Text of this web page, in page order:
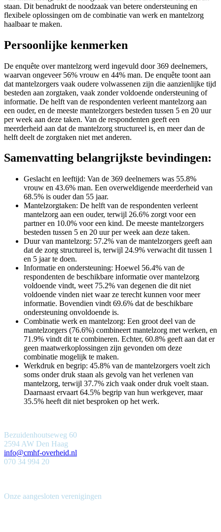
staan. Dit benadrukt de noodzaak van betere ondersteuning en
flexibele oplossingen om de combinatie van werk en mantelzorg
haalbaar te maken.
Persoonlijke kenmerken
De enquête over mantelzorg werd ingevuld door 369 deelnemers,
waarvan ongeveer 56% vrouw en 44% man. De enquête toont aan
dat mantelzorgers vaak oudere volwassenen zijn die aanzienlijke tijd
besteden aan zorgtaken, vaak zonder voldoende ondersteuning of
informatie. De helft van de respondenten verleent mantelzorg aan
een ouder, en de meeste mantelzorgers besteden tussen 5 en 20 uur
per week aan deze taken. Van de respondenten geeft een
meerderheid aan dat de mantelzorg structureel is, en meer dan de
helft deelt de zorgtaken niet met anderen.
Samenvatting belangrijkste bevindingen:
Geslacht en leeftijd: Van de 369 deelnemers was 55.8%
vrouw en 43.6% man. Een overweldigende meerderheid van
68.5% is ouder dan 55 jaar.
Mantelzorgtaken: De helft van de respondenten verleent
mantelzorg aan een ouder, terwijl 26.6% zorgt voor een
partner en 10.0% voor een kind. De meeste mantelzorgers
besteden tussen 5 en 20 uur per week aan deze taken.
Duur van mantelzorg: 57.2% van de mantelzorgers geeft aan
dat de zorg structureel is, terwijl 24.9% verwacht dit tussen 1
en 5 jaar te doen.
Informatie en ondersteuning: Hoewel 56.4% van de
respondenten de beschikbare informatie over mantelzorg
voldoende vindt, weet 75.2% van degenen die dit niet
voldoende vinden niet waar ze terecht kunnen voor meer
informatie. Bovendien vindt 69.6% dat de beschikbare
ondersteuning onvoldoende is.
Combinatie werk en mantelzorg: Een groot deel van de
mantelzorgers (76.6%) combineert mantelzorg met werken, en
71.9% vindt dit te combineren. Echter, 60.8% geeft aan dat er
geen maatwerkoplossingen zijn gevonden om deze
combinatie mogelijk te maken.
Werkdruk en begrip: 45.8% van de mantelzorgers voelt zich
soms onder druk staan als gevolg van het verlenen van
mantelzorg, terwijl 37.7% zich vaak onder druk voelt staan.
Daarnaast ervaart 64.5% begrip van hun werkgever, maar
35.5% heeft dit niet besproken op het werk.
Bezuidenhoutseweg 60
2594 AW Den Haag
info@cmhf-overheid.nl
070 34 994 20
Onze aangesloten verenigingen